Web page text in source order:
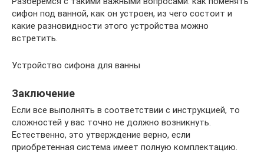
сифон под ванной, как он устроен, из чего состоит и
какие разновидности этого устройства можно
встретить.
Устройство сифона для ванны
Заключение
Если все выполнять в соответствии с инструкцией, то
сложностей у вас точно не должно возникнуть.
Естественно, это утверждение верно, если
приобретенная система имеет полную комплектацию.